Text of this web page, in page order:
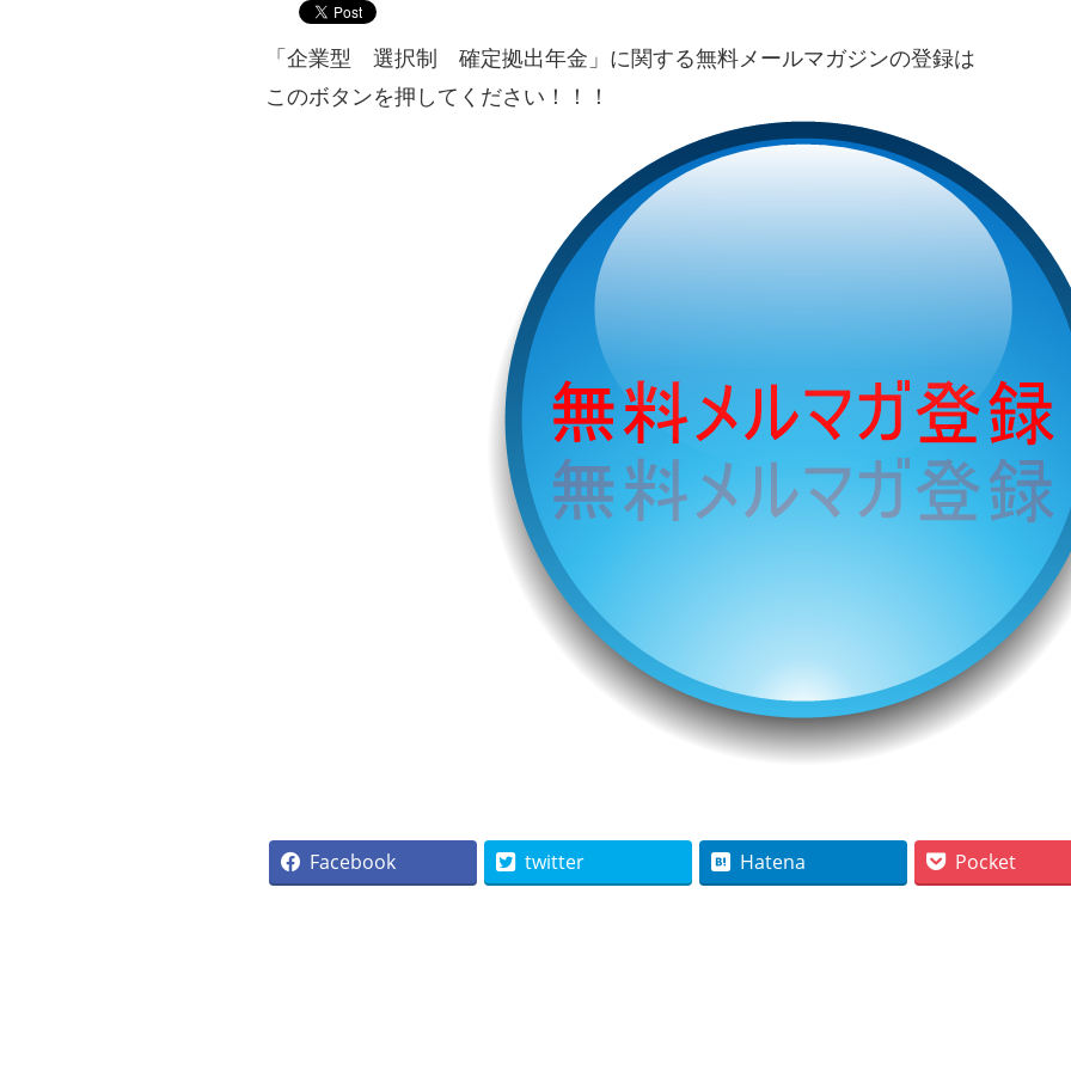
「企業型 選択制 確定拠出年金」に関する無料メールマガジンの登録は
このボタンを押してください！！！
Facebook twitter Hatena Pocket